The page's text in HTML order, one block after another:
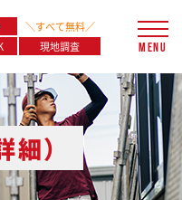
＼すべて無料／
現地調査
MENU
）